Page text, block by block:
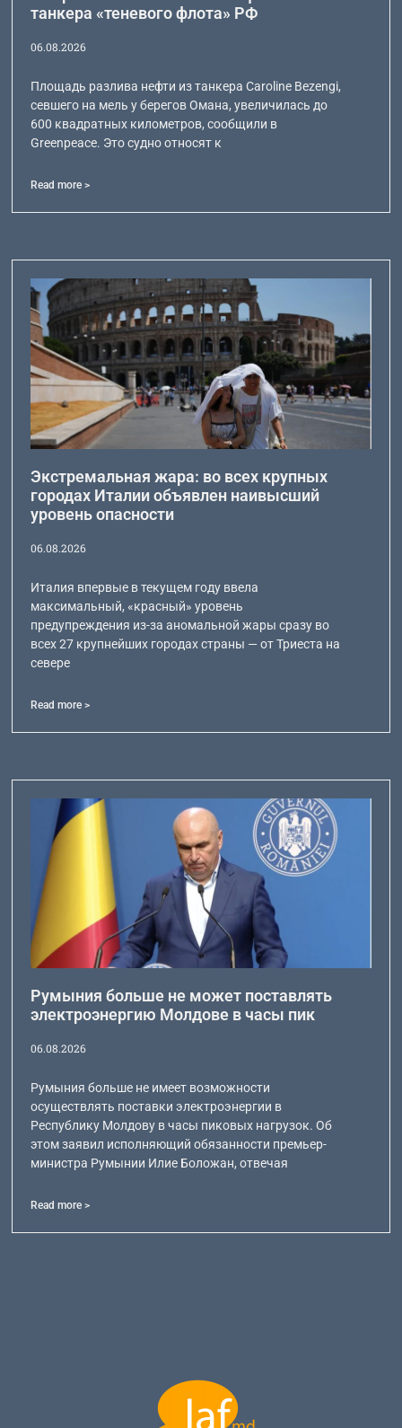
танкера «теневого флота» РФ
06.08.2026
Площадь разлива нефти из танкера Caroline Bezengi,
севшего на мель у берегов Омана, увеличилась до
600 квадратных километров, сообщили в
Greenpeace. Это судно относят к
Read more >
Экстремальная жара: во всех крупных
городах Италии объявлен наивысший
уровень опасности
06.08.2026
Италия впервые в текущем году ввела
максимальный, «красный» уровень
предупреждения из-за аномальной жары сразу во
всех 27 крупнейших городах страны — от Триеста на
севере
Read more >
Румыния больше не может поставлять
электроэнергию Молдове в часы пик
06.08.2026
Румыния больше не имеет возможности
осуществлять поставки электроэнергии в
Республику Молдову в часы пиковых нагрузок. Об
этом заявил исполняющий обязанности премьер-
министра Румынии Илие Боложан, отвечая
Read more >